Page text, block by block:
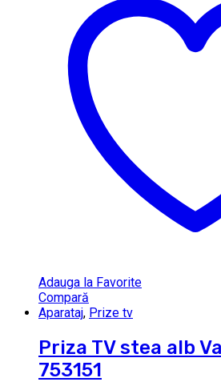
Adauga la Favorite
Compară
Aparataj, Prize tv
Priza TV stea alb
753151